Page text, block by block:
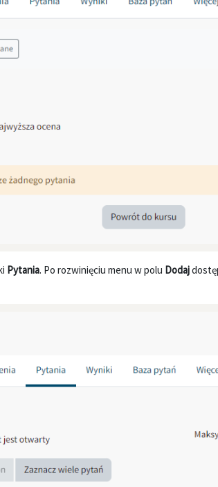
Pytania. Po rozwinięciu menu w polu Dodaj